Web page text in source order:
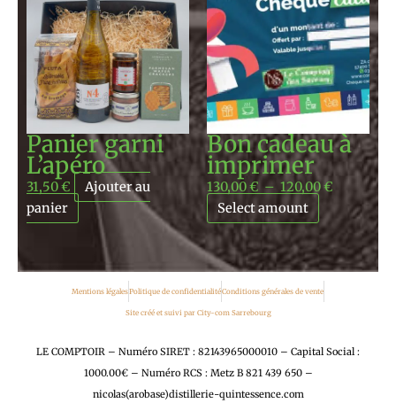
Panier garni
L’apéro
31,50€
Ajouter au
panier
Bon cadeau à
imprimer
130,00€ – 120,00€
prix :
130,00 €
à
120,00 €
Select amount
Mentions légalesPolitique de confidentialitéConditions générales de vente
Site créé et suivi par City-com Sarrebourg
LE COMPTOIR – Numéro SIRET : 82143965000010 – Capital Social :
1000.00€ – Numéro RCS : Metz B 821 439 650 –
nicolas(arobase)distillerie-quintessence.com